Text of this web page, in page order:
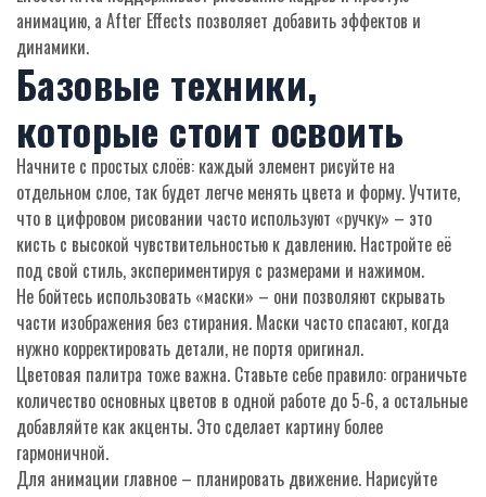
анимацию, а After Effects позволяет добавить эффектов и
динамики.
Базовые техники,
которые стоит освоить
Начните с простых слоёв: каждый элемент рисуйте на
отдельном слое, так будет легче менять цвета и форму. Учтите,
что в цифровом рисовании часто используют «ручку» – это
кисть с высокой чувствительностью к давлению. Настройте её
под свой стиль, экспериментируя с размерами и нажимом.
Не бойтесь использовать «маски» – они позволяют скрывать
части изображения без стирания. Маски часто спасают, когда
нужно корректировать детали, не портя оригинал.
Цветовая палитра тоже важна. Ставьте себе правило: ограничьте
количество основных цветов в одной работе до 5‑6, а остальные
добавляйте как акценты. Это сделает картину более
гармоничной.
Для анимации главное – планировать движение. Нарисуйте